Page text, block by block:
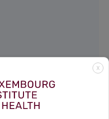
Esch-sur-Alzette
X